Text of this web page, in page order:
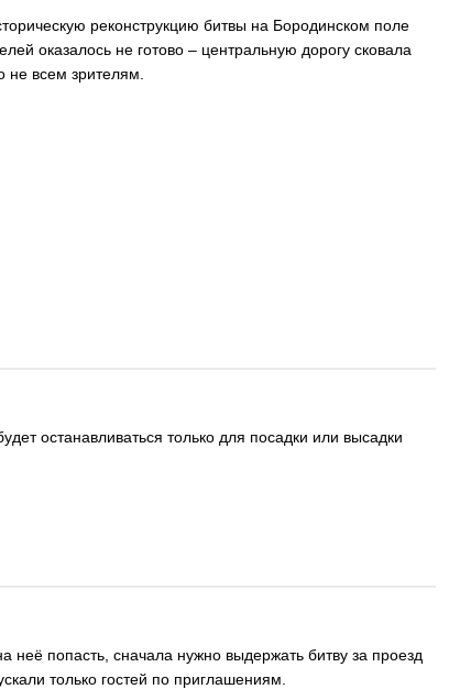
реконструкцию битвы на Бородинском поле
оказалось не готово – центральную дорогу сковала
не всем зрителям.
останавливаться только для посадки или высадки
неё попасть, сначала нужно выдержать битву за проезд
только гостей по приглашениям.